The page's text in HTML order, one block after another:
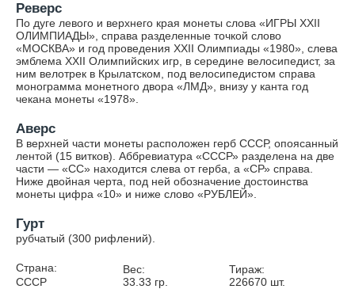
Реверс
По дуге левого и верхнего края монеты слова «ИГРЫ XXII
ОЛИМПИАДЫ», справа разделенные точкой слово
«МОСКВА» и год проведения XXII Олимпиады «1980», слева
эмблема XXII Олимпийских игр, в середине велосипедист, за
ним велотрек в Крылатском, под велосипедистом справа
монограмма монетного двора «ЛМД», внизу у канта год
чекана монеты «1978».
Аверс
В верхней части монеты расположен герб СССР, опоясанный
лентой (15 витков). Аббревиатура «СССР» разделена на две
части — «СС» находится слева от герба, а «СР» справа.
Ниже двойная черта, под ней обозначение достоинства
монеты цифра «10» и ниже слово «РУБЛЕЙ».
Гурт
рубчатый (300 рифлений).
Страна:
СССР
Вес:
33.33 гр.
Тираж:
226670 шт.